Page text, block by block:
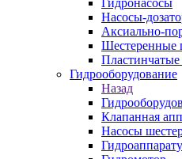
Гидронасосы
Насосы-
Аксиально-
Шестеренные
Пластинчатые
Гидрооборудование
Назад
Клапанная
Насосы